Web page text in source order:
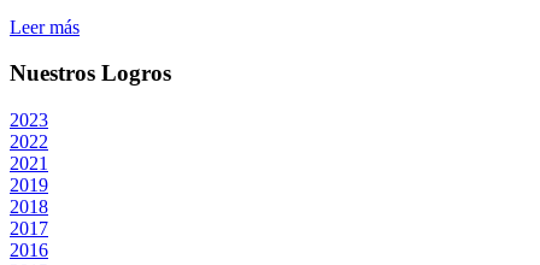
Leer más
Nuestros Logros
2023
2022
2021
2019
2018
2017
2016